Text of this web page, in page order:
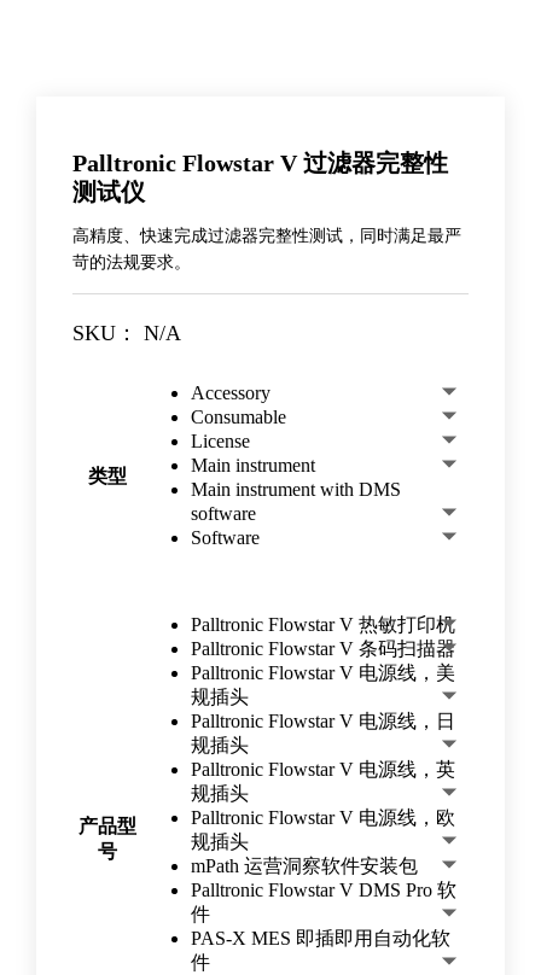
Palltronic Flowstar V 过滤器完整性
测试仪
高精度、快速完成过滤器完整性测试，同时满足最严
苛的法规要求。
SKU： N/A
类型
Accessory
Consumable
License
Main instrument
Main instrument with DMS
software
Software
产品型
号
Palltronic Flowstar V 热敏打印机
Palltronic Flowstar V 条码扫描器
Palltronic Flowstar V 电源线，美
规插头
Palltronic Flowstar V 电源线，日
规插头
Palltronic Flowstar V 电源线，英
规插头
Palltronic Flowstar V 电源线，欧
规插头
mPath 运营洞察软件安装包
Palltronic Flowstar V DMS Pro 软
件
PAS-X MES 即插即用自动化软
件